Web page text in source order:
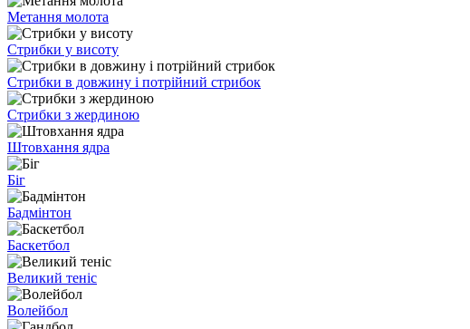
Метання молота
Стрибки у висоту
Стрибки в довжину і потрійний стрибок
Стрибки з жердиною
Штовхання ядра
Біг
Бадмінтон
Баскетбол
Великий теніс
Волейбол